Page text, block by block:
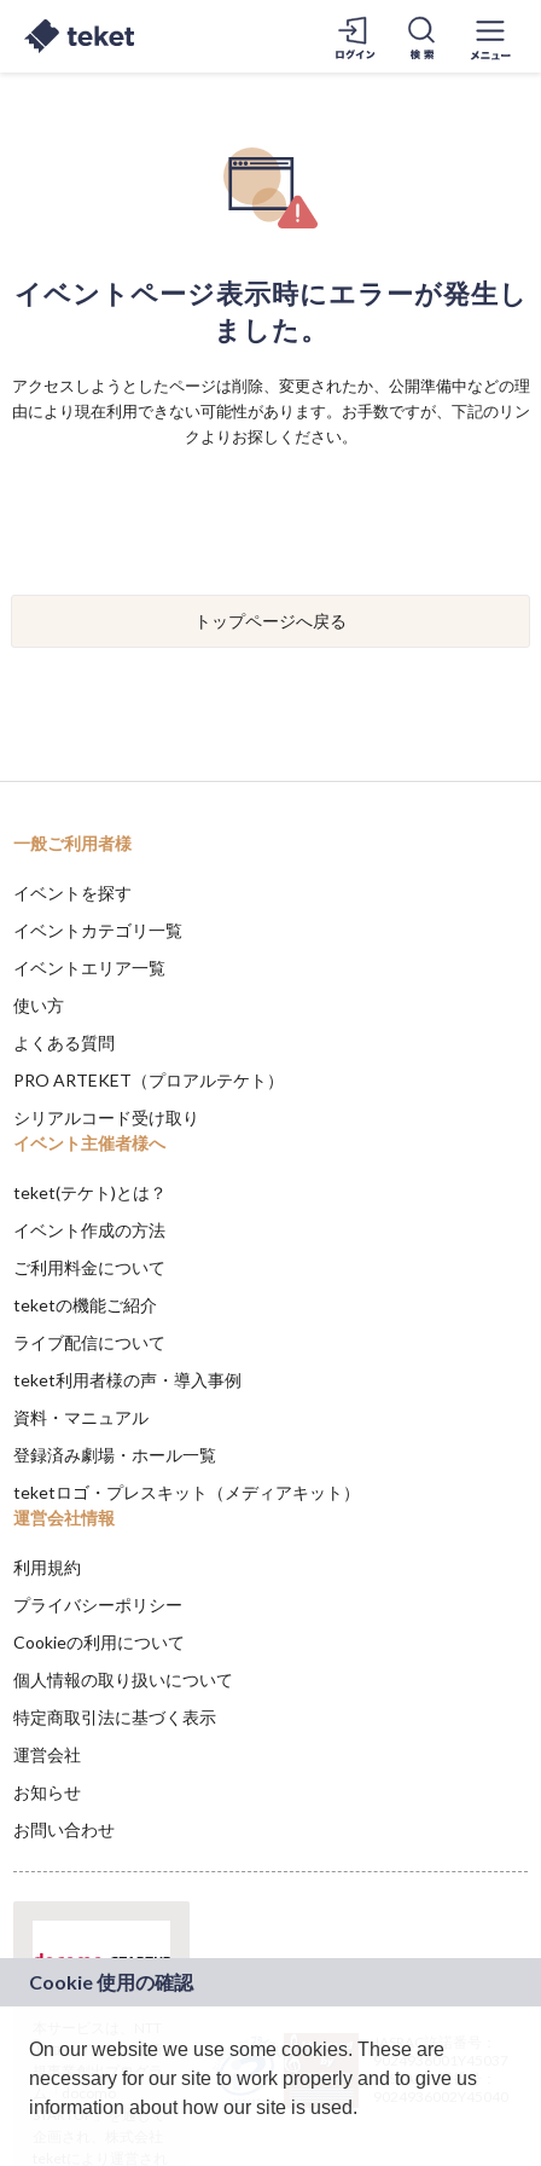
イベントページ表示時にエラーが発生し
ました。
アクセスしようとしたページは削除、変更されたか、公開準備中などの理
由により現在利用できない可能性があります。お手数ですが、下記のリン
クよりお探しください。
トップページへ戻る
一般ご利用者様
イベントを探す
イベントカテゴリ一覧
イベントエリア一覧
使い方
よくある質問
PRO ARTEKET（プロアルテケト）
シリアルコード受け取り
イベント主催者様へ
teket(テケト)とは？
イベント作成の方法
ご利用料金について
teketの機能ご紹介
ライブ配信について
teket利用者様の声・導入事例
資料・マニュアル
登録済み劇場・ホール一覧
teketロゴ・プレスキット（メディアキット）
運営会社情報
利用規約
プライバシーポリシー
Cookieの利用について
個人情報の取り扱いについて
特定商取引法に基づく表示
運営会社
お知らせ
お問い合わせ
ドコモグループの新
規事業創出プログラ
ム「docomo
STARTUP」を通じて
JASRAC許諾番号：
9024936001Y45037
JASRAC許諾番号：
On our website we use some cookies. These are
necessary for our site to work properly and to give us
information about how our site is used.